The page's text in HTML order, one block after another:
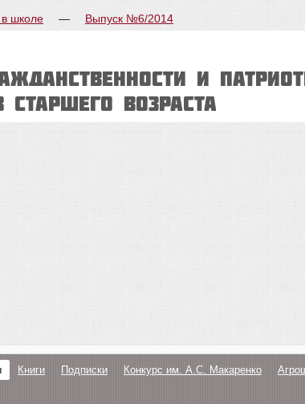
школе — Выпуск №6/2014
и
старшего возраста
Книги Подписки Конкурс им. А.С. Макаренко